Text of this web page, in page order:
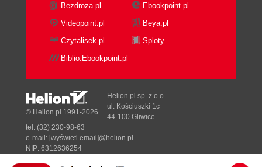
Bezdroza.pl
Ebookpoint.pl
Videopoint.pl
Beya.pl
Czytalisek.pl
Sploty
Biblio.Ebookpoint.pl
© Helion.pl 1991-2026
Helion.pl sp. z o.o.
ul. Kościuszki 1c
44-100 Gliwice
tel. (32) 230-98-63
e-mail: [wyświetl email]@helion.pl
NIP: 6312636254